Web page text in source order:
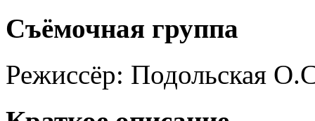
Съёмочная группа
Режиссёр: Подольская